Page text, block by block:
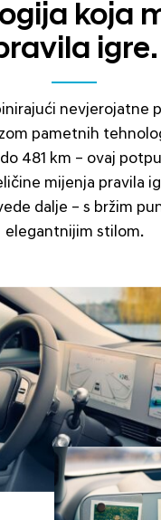
koja
igre.
nevjerojatne
pametnih
481 km – ovaj
mijenja pravila
dalje – s bržim
elegantnijim stilom.